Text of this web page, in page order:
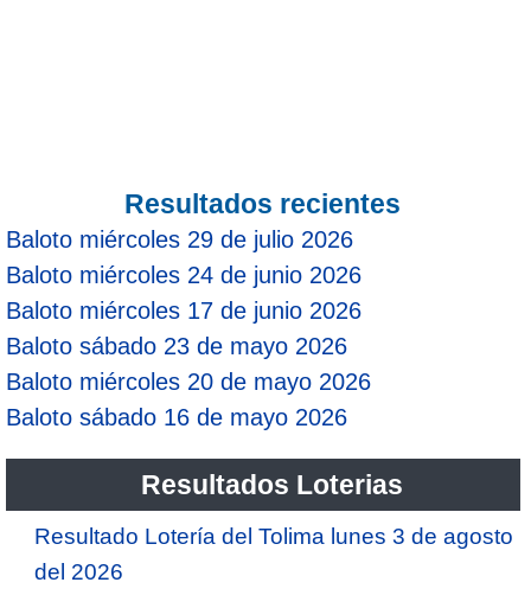
Resultados recientes
Baloto miércoles 29 de julio 2026
Baloto miércoles 24 de junio 2026
Baloto miércoles 17 de junio 2026
Baloto sábado 23 de mayo 2026
Baloto miércoles 20 de mayo 2026
Baloto sábado 16 de mayo 2026
Resultados Loterias
Resultado Lotería del Tolima lunes 3 de agosto
del 2026